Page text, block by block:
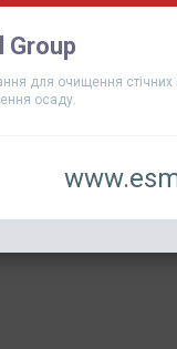
Group
для очищення стічних
осаду.